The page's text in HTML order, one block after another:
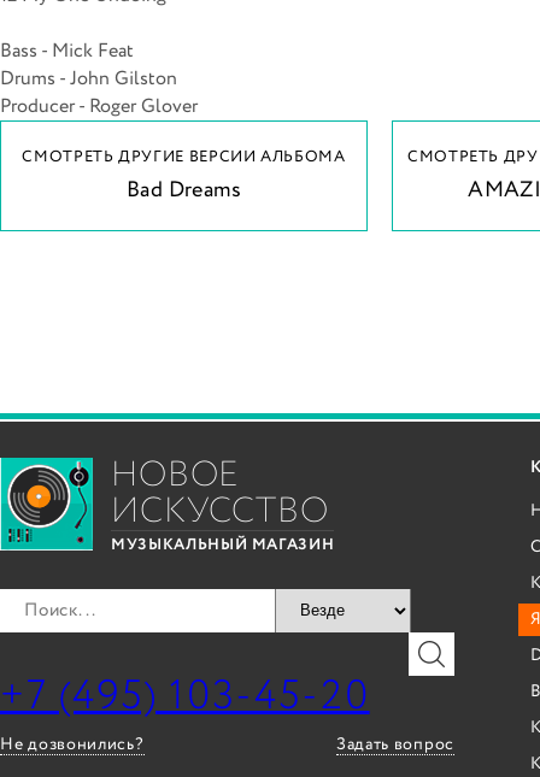
Bass - Mick Feat
Drums - John Gilston
Producer - Roger Glover
СМОТРЕТЬ ДРУГИЕ ВЕРСИИ АЛЬБОМА
Bad Dreams
СМОТРЕТЬ
НОВОЕ
ИСКУССТВО
МУЗЫКАЛЬНЫЙ МАГАЗИН
+7 (495) 103-45-20
Не дозвонились? Задать вопрос